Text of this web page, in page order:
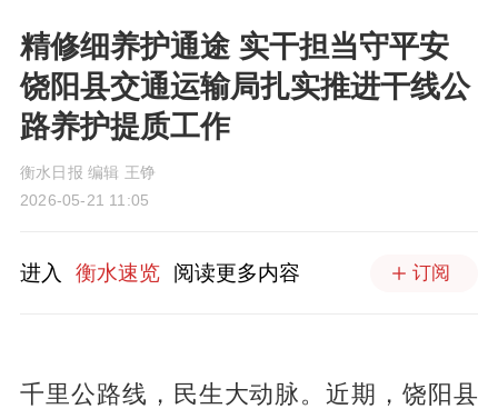
精修细养护通途 实干担当守平安
饶阳县交通运输局扎实推进干线公
路养护提质工作
衡水日报 编辑 王铮
2026-05-21 11:05
进入 衡水速览 阅读更多内容 订阅
千里公路线，民生大动脉。近期，饶阳县